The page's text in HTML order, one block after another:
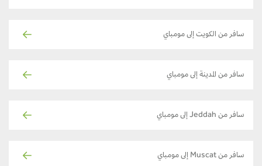
سافر من الكويت إلى مومباي
سافر من المدينة إلى مومباي
سافر من Jeddah إلى مومباي
سافر من Muscat إلى مومباي